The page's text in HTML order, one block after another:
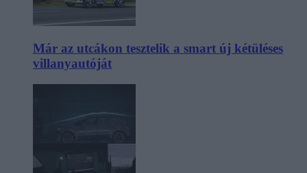
Már az utcákon tesztelik a smart új kétüléses
villanyautóját